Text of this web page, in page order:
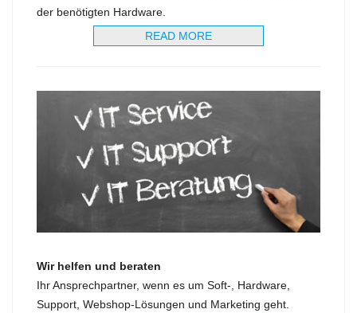
der benötigten Hardware.
READ MORE
Wir helfen und beraten
Ihr Ansprechpartner, wenn es um Soft-, Hardware,
Support, Webshop-Lösungen und Marketing geht.